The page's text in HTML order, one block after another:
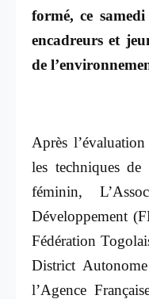
formé, ce
encadreurs et
de
Après
les techniques
féminin,
Développement
Fédération
District
l’Agence